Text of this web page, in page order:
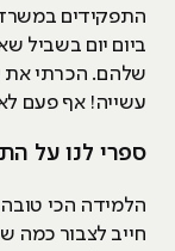
התפקידים
ביום יום בשביל
שלהם. הכרתי את
עשייה! אף פעם
ספרי לנו על
הלמידה הכי
חייב לצבור כמה